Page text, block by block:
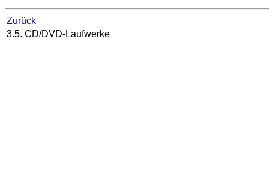
Zurück
3.5. CD/DVD-Laufwerke